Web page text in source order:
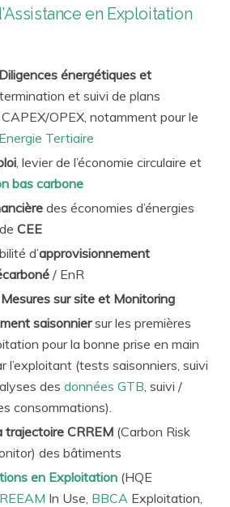
en Exploitation
énergétiques et
et suivi de plans
OPEX, notamment pour le
Tertiaire
, levier de l’économie circulaire et
bas carbone
des économies d’énergies
CEE
d’approvisionnement
/ EnR
Mesures sur site et Monitoring
saisonniersur les premières
pour la bonne prise en main
l’exploitant (tests saisonniers, suivi
des données GTB, suivi /
consommations).
trajectoire CRREM (Carbon Risk
des bâtiments
en Exploitation (HQE
In Use, BBCA Exploitation,